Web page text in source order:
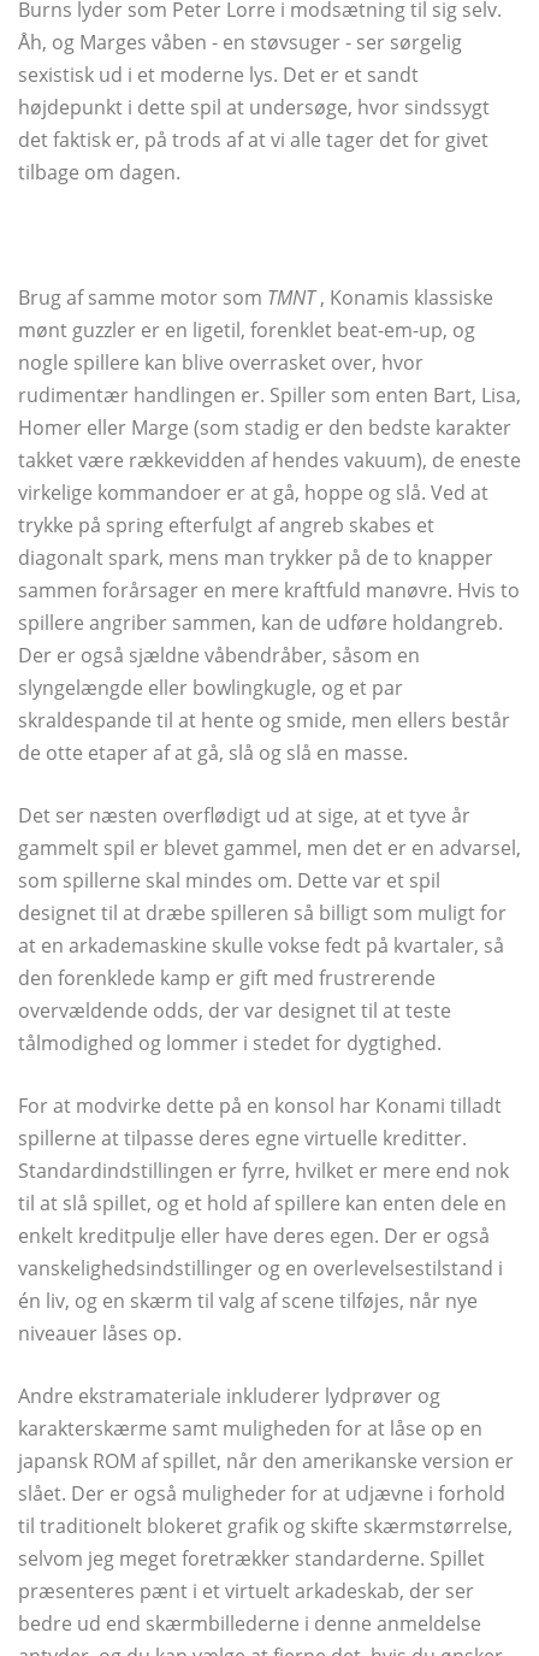
Burns lyder som Peter Lorre i modsætning til sig selv.
Åh, og Marges våben - en støvsuger - ser sørgelig
sexistisk ud i et moderne lys. Det er et sandt
højdepunkt i dette spil at undersøge, hvor sindssygt
det faktisk er, på trods af at vi alle tager det for givet
tilbage om dagen.
Brug af samme motor som TMNT, Konamis klassiske
mønt guzzler er en ligetil, forenklet beat-em-up, og
nogle spillere kan blive overrasket over, hvor
rudimentær handlingen er. Spiller som enten Bart, Lisa,
Homer eller Marge (som stadig er den bedste karakter
takket være rækkevidden af ​​hendes vakuum), de eneste
virkelige kommandoer er at gå, hoppe og slå. Ved at
trykke på spring efterfulgt af angreb skabes et
diagonalt spark, mens man trykker på de to knapper
sammen forårsager en mere kraftfuld manøvre. Hvis to
spillere angriber sammen, kan de udføre holdangreb.
Der er også sjældne våbendråber, såsom en
slyngelængde eller bowlingkugle, og et par
skraldespande til at hente og smide, men ellers består
de otte etaper af at gå, slå og slå en masse.
Det ser næsten overflødigt ud at sige, at et tyve år
gammelt spil er blevet gammel, men det er en advarsel,
som spillerne skal mindes om. Dette var et spil
designet til at dræbe spilleren så billigt som muligt for
at en arkademaskine skulle vokse fedt på kvartaler, så
den forenklede kamp er gift med frustrerende
overvældende odds, der var designet til at teste
tålmodighed og lommer i stedet for dygtighed.
For at modvirke dette på en konsol har Konami tilladt
spillerne at tilpasse deres egne virtuelle kreditter.
Standardindstillingen er fyrre, hvilket er mere end nok
til at slå spillet, og et hold af spillere kan enten dele en
enkelt kreditpulje eller have deres egen. Der er også
vanskelighedsindstillinger og en overlevelsestilstand i
én liv, og en skærm til valg af scene tilføjes, når nye
niveauer låses op.
Andre ekstramateriale inkluderer lydprøver og
karakterskærme samt muligheden for at låse op en
japansk ROM af spillet, når den amerikanske version er
slået. Der er også muligheder for at udjævne i forhold
til traditionelt blokeret grafik og skifte skærmstørrelse,
selvom jeg meget foretrækker standarderne. Spillet
præsenteres pænt i et virtuelt arkadeskab, der ser
bedre ud end skærmbillederne i denne anmeldelse